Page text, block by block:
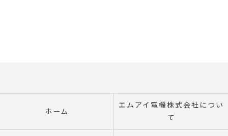
ホーム
エムアイ電機株式会社につい
て